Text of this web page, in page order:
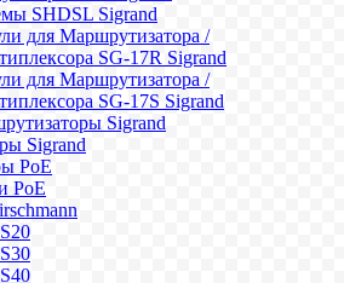
SHDSL Sigrand
для Маршрутизатора /
SG-17R Sigrand
для Маршрутизатора /
SG-17S Sigrand
Sigrand
Sigrand
PoE
PoE